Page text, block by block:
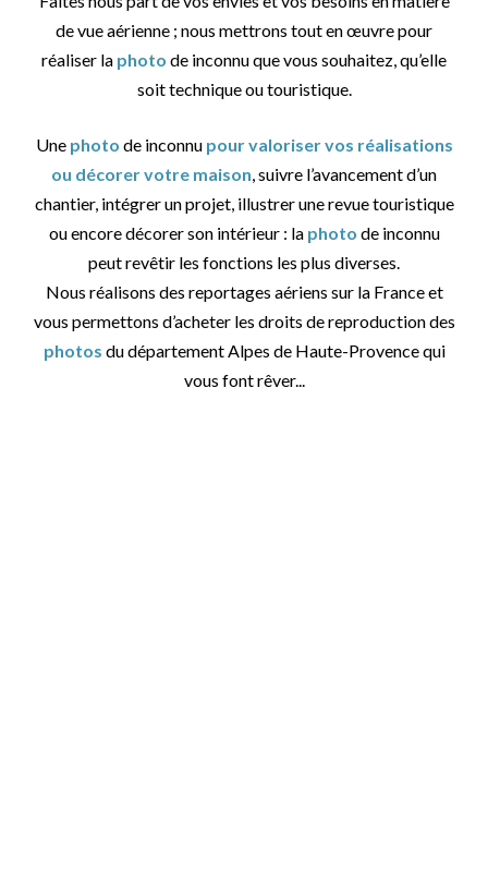
de vue aérienne ; nous mettrons tout en œuvre pour
réaliser la photo de inconnu que vous souhaitez, qu’elle
soit technique ou touristique.
Une photo de inconnu pour valoriser vos réalisations
ou décorer votre maison, suivre l’avancement d’un
chantier, intégrer un projet, illustrer une revue touristique
ou encore décorer son intérieur : la photo de inconnu
peut revêtir les fonctions les plus diverses.
Nous réalisons des reportages aériens sur la France et
vous permettons d’acheter les droits de reproduction des
photos du département Alpes de Haute-Provence qui
vous font rêver...